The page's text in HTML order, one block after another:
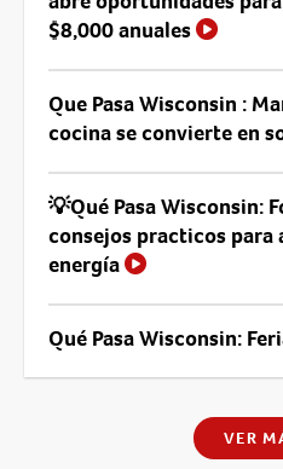
$8,000 anuales
Que Pasa Wisconsin :
cocina se convierte en
💡Qué Pasa Wisconsin:
consejos practicos para
energía
Qué Pasa Wisconsin:
VER